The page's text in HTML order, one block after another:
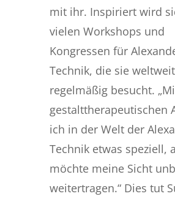
mit ihr. Inspiriert wird
vielen Workshops und
Kongressen für
Technik, die sie weltweit
regelmäßig besucht.
gestalttherapeutischen
ich in der Welt der
Technik etwas speziell,
möchte meine Sicht
weitertragen.“ Dies tut